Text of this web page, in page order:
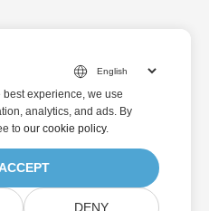
experience, we use
analytics, and ads. By
to our cookie policy.
DENY